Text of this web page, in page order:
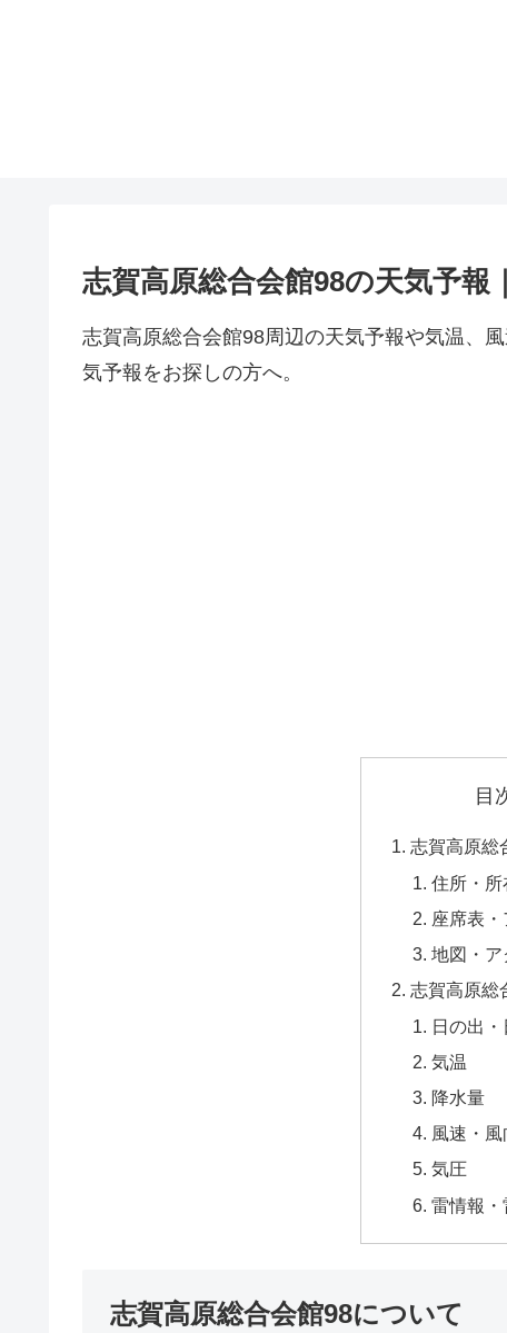
志賀高原総合会館98の天気予報
志賀高原総合会館98周辺の天気予報や気温、
気予報をお探しの方へ。
目
志賀高原総
住所・所
座席表
地図・ア
志賀高原総
日の出・
気温
降水量
風速・風
気圧
雷情報・
志賀高原総合会館98について